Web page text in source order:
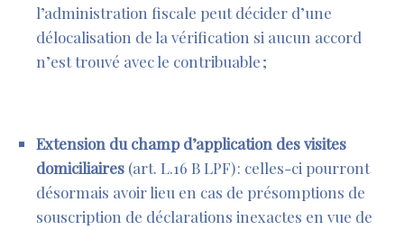
l’administration fiscale peut décider d’une
délocalisation de la vérification si aucun accord
n’est trouvé avec le contribuable ;
Extension du champ d’application des visites
domiciliaires (art. L.16 B LPF) : celles-ci pourront
désormais avoir lieu en cas de présomptions de
souscription de déclarations inexactes en vue de